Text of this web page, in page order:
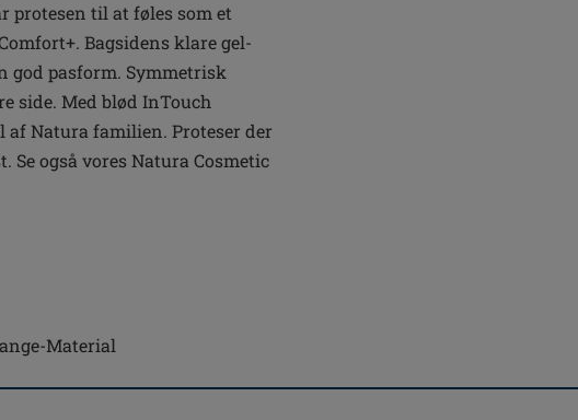
til at føles som et
Bagsidens klare gel-
god pasform. Symmetrisk
side. Med blød InTouch
af Natura familien. Proteser der
også vores Natura Cosmetic
Material